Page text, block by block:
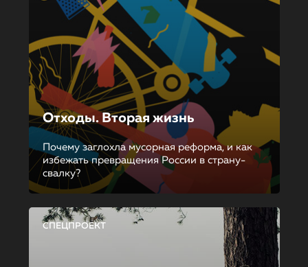
Отходы. Вторая жизнь
Почему заглохла мусорная реформа, и как
избежать превращения России в страну-
свалку?
СПЕЦПРОЕКТ